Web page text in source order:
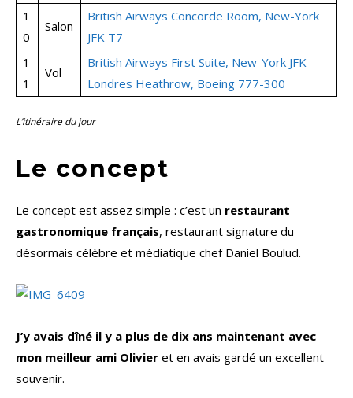
1
0
Salon
British Airways Concorde Room, New-York
JFK T7
1
1
Vol
British Airways First Suite, New-York JFK –
Londres Heathrow, Boeing 777-300
L’itinéraire du jour
Le concept
Le concept est assez simple : c’est un restaurant
gastronomique français, restaurant signature du
désormais célèbre et médiatique chef Daniel Boulud.
J’y avais dîné il y a plus de dix ans maintenant avec
mon meilleur ami Olivier et en avais gardé un excellent
souvenir.